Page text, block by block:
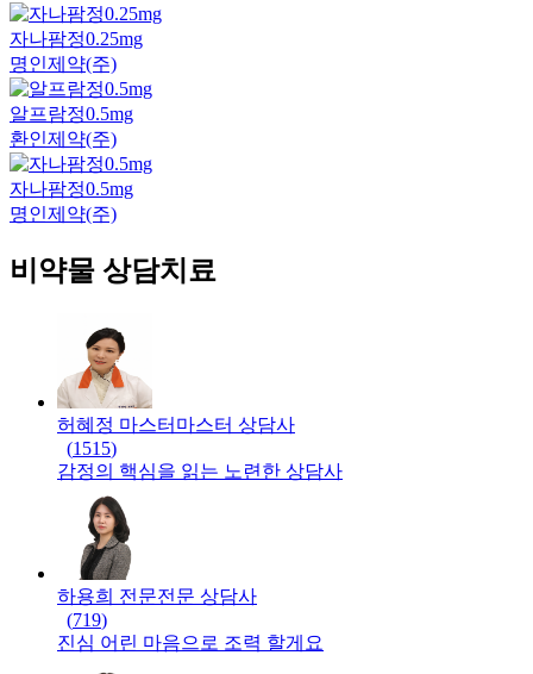
자나팜정0.25mg
명인제약(주)
알프람정0.5mg
환인제약(주)
자나팜정0.5mg
명인제약(주)
비약물 상담치료
허혜정 마스터 마스터 상담사
(1515)
감정의 핵심을 읽는 노련한 상담사
하용희 전문전문 상담사
(719)
진심 어린 마음으로 조력 할게요